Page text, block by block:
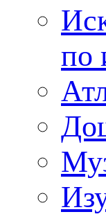
по